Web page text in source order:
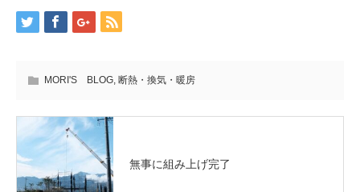
MORI'S BLOG, 断熱・換気・暖房
無事に組み上げ完了